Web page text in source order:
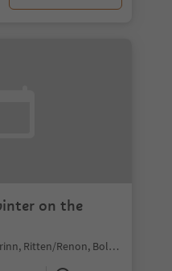
on the
Auna di Sopra/Oberinn, Ritten/Renon, Bolzano/Bozen and environs